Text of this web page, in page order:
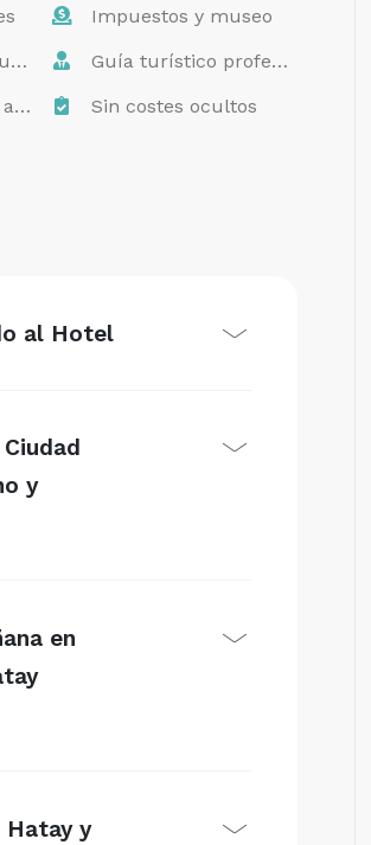
hotel
Impuestos y museo
Guía turístico profesional
Sin costes ocultos
al Hotel
y
en
Hatay y